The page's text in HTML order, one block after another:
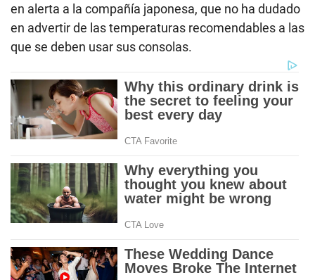
en alerta a la compañía japonesa, que no ha dudado
en advertir de las temperaturas recomendables a las
que se deben usar sus consolas.